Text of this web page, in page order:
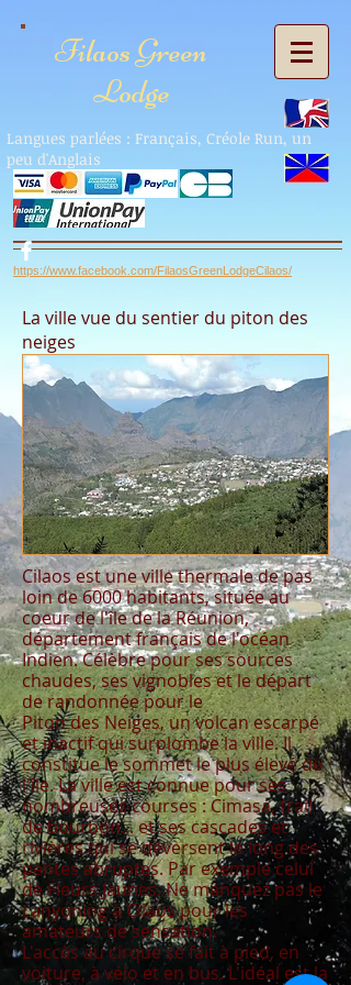
Filaos Green
Lodge
Langues parlées : Français, Créole Run, un
peu d'Anglais
https://www.facebook.com/FilaosGreenLodgeCilaos/
La ville vue du sentier du piton des
neiges
Cilaos est une ville thermale de pas
loin de 6000 habitants, située au
coeur de l'île de la Réunion,
département français de l'océan
Indien. Célèbre pour ses sources
chaudes, ses vignobles et le départ
de randonnée pour le
Piton des Neiges, un volcan escarpé
et inactif qui surplombe la ville. Il
constitue le sommet le plus élevé de
l'île. La ville est connue pour ses
nombreuses courses : Cimasa, trail
de bourbon... et ses cascades et
rivières qui se déversent le long des
pentes abruptes. Par exemple celui
de Fleurs Jaunes. Ne manquez pas le
canyoning à Cilaos pour les
amateurs de sensation.
L'accès au cirque se fait à pied, en
voiture, à vélo et en bus. L'idéal est la